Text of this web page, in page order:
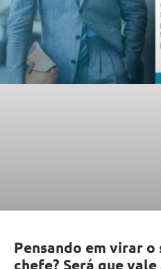
Pensando em virar
chefe? Será que